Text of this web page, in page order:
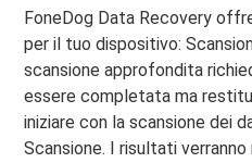
FoneDog Data Recovery
per il tuo dispositivo:
scansione approfondita
essere completata ma
iniziare con la scansione dei
Scansione. I risultati